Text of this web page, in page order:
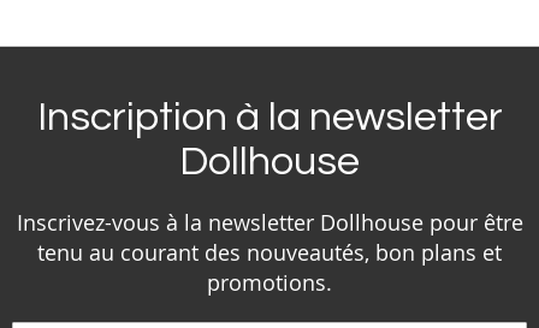
Inscription à la newsletter
Dollhouse
Inscrivez-vous à la newsletter Dollhouse pour être
tenu au courant des nouveautés, bon plans et
promotions.